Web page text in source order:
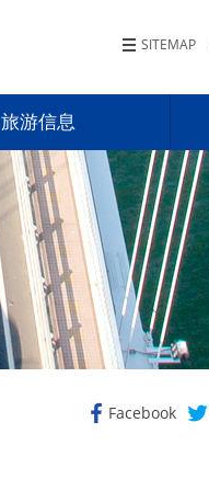
SITEMAP
旅游信息
Facebook